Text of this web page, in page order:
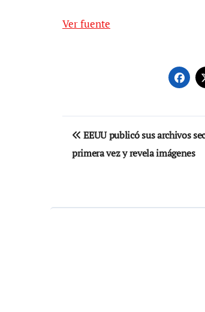
Ver fuente
Navegación
de
EEUU publicó sus archivos
primera vez y revela imágenes